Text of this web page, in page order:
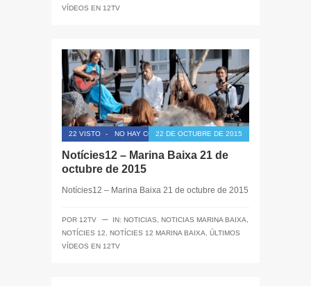
VÍDEOS EN 12TV
22 VISTO - NO HAY COMENTARIOS22 DE OCTUBRE DE 2015
Notícies12 – Marina Baixa 21 de
octubre de 2015
Notícies12 – Marina Baixa 21 de octubre de 2015
POR 12TV ─ IN: NOTICIAS NOTICIAS MARINA BAIXA
NOTÍCIES 12
NOTÍCIES 12 MARINA BAIXA
ÚLTIMOS
VÍDEOS EN 12TV